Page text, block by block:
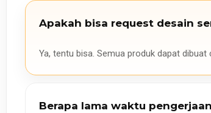
Apakah bisa request desain
Ya, tentu bisa. Semua produk dapat
Berapa lama waktu